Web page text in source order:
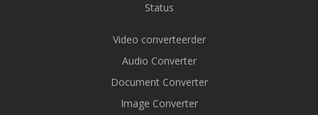
Status
Video converteerder
Audio Converter
Document Converter
Image Converter